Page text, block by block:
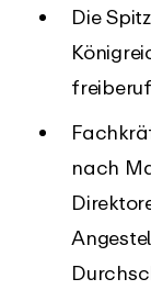
Die
nach